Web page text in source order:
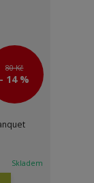
80 Kč
- 14 %
Skladem